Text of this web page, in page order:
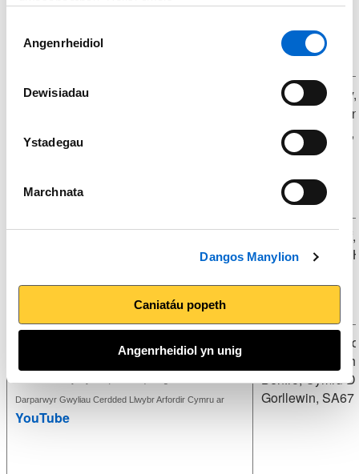
Caniatâd
Angenrheidiol
Dewisiadau
Ystadegau
Marchnata
Dangos Manylion
Caniatáu popeth
Angenrheidiol yn unig
New Experience Holidays
The Old Rectory,
Cyffylliog,
Gogledd
2DW
Macs Adventure
44 Speirs Wharf,
Glasgow, G4
Darparwyr Gwyliau Cerdded Llwybr Arfordir Cymru ar
YouTube
Caerwen,
Velfrey,
Benfro, Cymru
Gorllewin, SA67